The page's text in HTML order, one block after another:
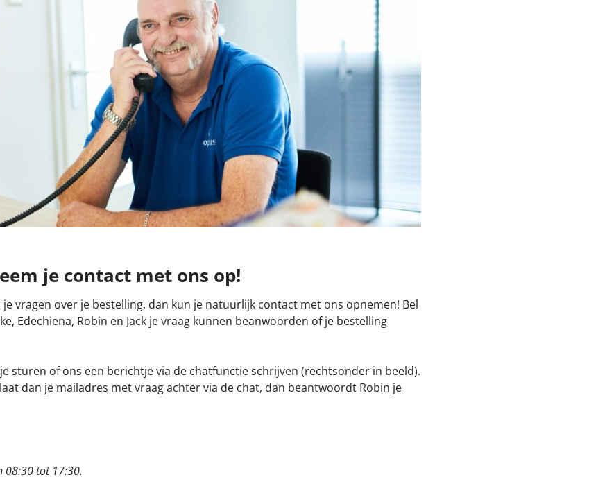
je contact met ons op!
vragen over je bestelling, dan kun je natuurlijk contact met ons opnemen! Bel
Edechiena, Robin en Jack je vraag kunnen beanwoorden of je bestelling
sturen of ons een berichtje via de chatfunctie schrijven (rechtsonder in beeld).
dan je mailadres met vraag achter via de chat, dan beantwoordt Robin je
08:30 tot 17:30.